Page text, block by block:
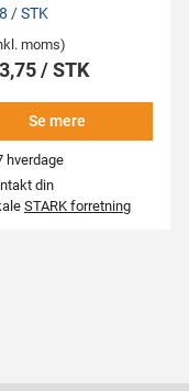
/ STK
moms)
/ STK
Se mere
hverdage
din
STARK forretning